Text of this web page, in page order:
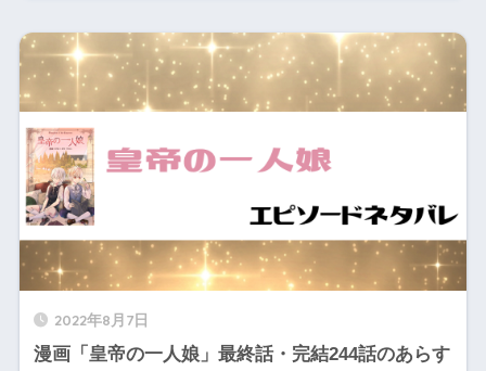
2022年8月7日
漫画「皇帝の一人娘」最終話・完結244話のあらす